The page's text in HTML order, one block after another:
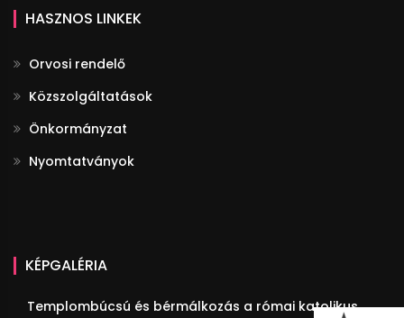
HASZNOS LINKEK
Orvosi rendelő
Közszolgáltatások
Önkormányzat
Nyomtatványok
KÉPGALÉRIA
Templombúcsú és bérmálkozás a római katolikus